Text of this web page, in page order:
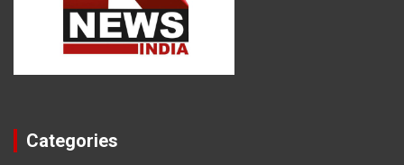
Categories